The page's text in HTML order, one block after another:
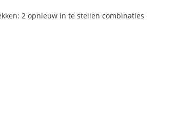
2 opnieuw in te stellen combinaties